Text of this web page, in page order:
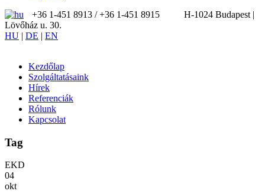
+36 1-451 8913 / ‪+36 1-451 8915
H-1024 Budapest |
Lövőház u. 30.
HU | DE | EN
Kezdőlap
Szolgáltatásaink
Hírek
Referenciák
Rólunk
Kapcsolat
Tag
EKD
04
okt